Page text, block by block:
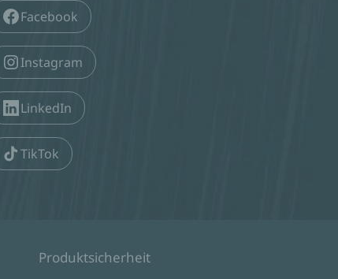
Facebook
Instagram
LinkedIn
TikTok
Produktsicherheit